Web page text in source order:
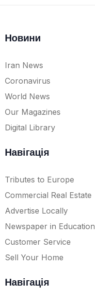
Новини
Iran News
Coronavirus
World News
Our Magazines
Digital Library
Навігація
Tributes to Europe
Commercial Real Estate
Advertise Locally
Newspaper in Education
Customer Service
Sell Your Home
Навігація